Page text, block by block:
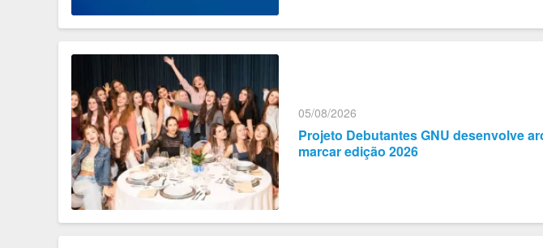
05/08/2026
Projeto Debutantes GNU desenvolve
marcar edição 2026